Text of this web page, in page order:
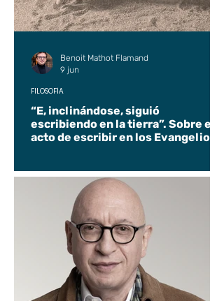
“E, inclinándose, siguió
escribiendo en la tierra”. Sobre el
acto de escribir en los Evangelios.
FILOSOFÍA
Benoit Mathot Flamand
9 jun